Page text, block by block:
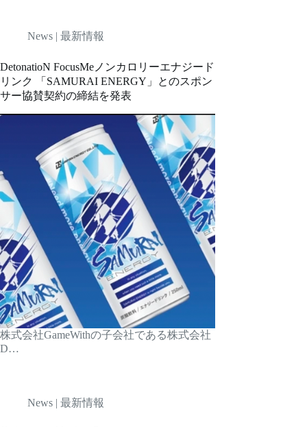
News | 最新情報
DetonatioN FocusMeノンカロリーエナジード
リンク 「SAMURAI ENERGY」とのスポン
サー協賛契約の締結を発表
株式会社GameWithの子会社である株式会社
D…
News | 最新情報